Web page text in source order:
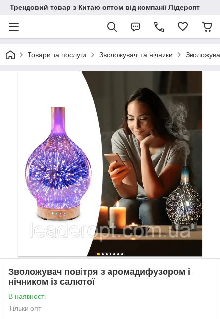
Трендовий товар з Китаю оптом від компанії Лідеропт
Товари та послуги Зволожувачі та нічники
Зволожувач повітря з аромадифузором і
нічником із салютої
В наявності
Тільки опт